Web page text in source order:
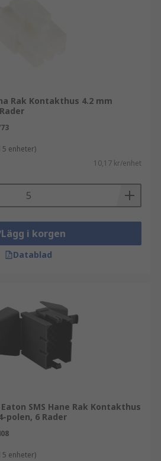
Rak Kontakthus 4.2 mm
enheter)
10,17 kr/enhet
Lägg i korgen
Datablad
SMS Hane Rak Kontakthus
polen, 6 Rader
enheter)